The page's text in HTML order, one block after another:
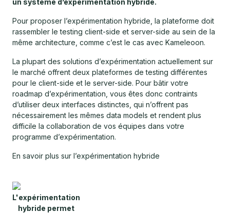
Pour proposer l’expérimentation hybride, la plateforme doit
rassembler le testing client-side et server-side au sein de la
même architecture, comme c’est le cas avec Kameleoon.
La plupart des solutions d’expérimentation actuellement sur
le marché offrent deux plateformes de testing différentes
pour le client-side et le server-side. Pour bâtir votre
roadmap d’expérimentation, vous êtes donc contraints
d’utiliser deux interfaces distinctes, qui n’offrent pas
nécessairement les mêmes data models et rendent plus
difficile la collaboration de vos équipes dans votre
programme d’expérimentation.
En savoir plus sur l’expérimentation hybride
L'expérimentation
hybride permet